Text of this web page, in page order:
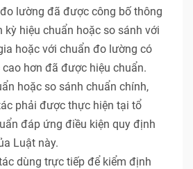
lường đã được công bố thông
kỳ hiệu chuẩn hoặc so sánh với
hoặc với chuẩn đo lường có
hơn đã được hiệu chuẩn.
hoặc so sánh chuẩn chính,
phải được thực hiện tại tổ
đáp ứng điều kiện quy định
Luật này.
dùng trực tiếp để kiểm định